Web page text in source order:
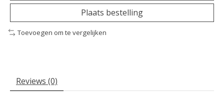
Plaats bestelling
Toevoegen om te vergelijken
Reviews (0)